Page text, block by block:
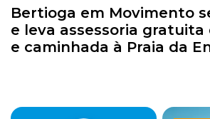
Bertioga em Movimento
e leva assessoria gratuita
e caminhada à Praia da